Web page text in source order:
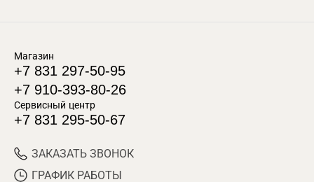
Магазин
+7 831 297-50-95
+7 910-393-80-26
Сервисный центр
+7 831 295-50-67
ЗАКАЗАТЬ ЗВОНОК
ГРАФИК РАБОТЫ